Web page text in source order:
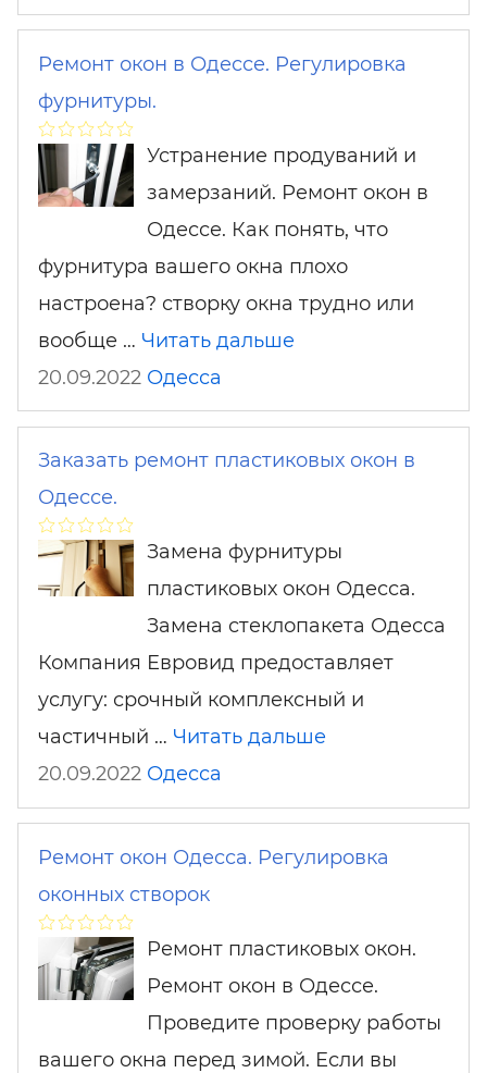
Ремонт окон в Одессе. Регулировка
фурнитуры.
Устранение продуваний и
замерзаний. Ремонт окон в
Одессе. Как понять, что
фурнитура вашего окна плохо
настроена? створку окна трудно или
вообще … Читать дальше
20.09.2022 Одесса
Заказать ремонт пластиковых окон в
Одессе.
Замена фурнитуры
пластиковых окон Одесса.
Замена стеклопакета Одесса
Компания Евровид предоставляет
услугу: срочный комплексный и
частичный … Читать дальше
20.09.2022 Одесса
Ремонт окон Одесса. Регулировка
оконных створок
Ремонт пластиковых окон.
Ремонт окон в Одессе.
Проведите проверку работы
вашего окна перед зимой. Если вы